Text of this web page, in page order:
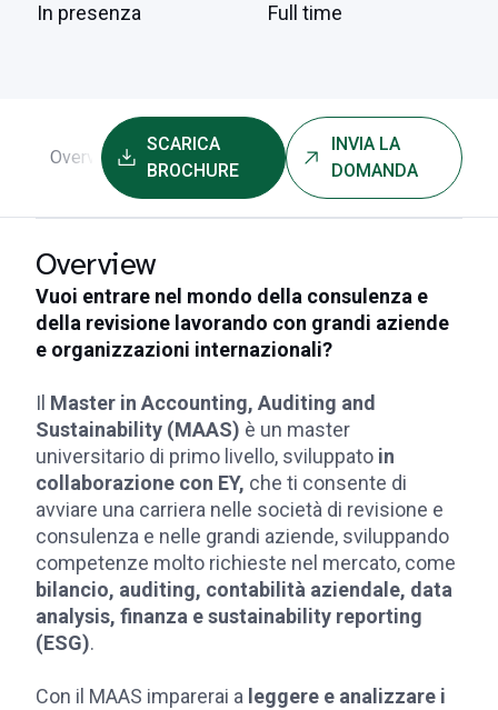
In presenza
Full time
Overview Programma Faculty Ammissioni e
SCARICA
BROCHURE
INVIA LA
DOMANDA
Overview
Vuoi entrare nel mondo della consulenza e
della revisione lavorando con grandi aziende
e organizzazioni internazionali?
Il Master in Accounting, Auditing and
Sustainability (MAAS) è un master
universitario di primo livello, sviluppato in
collaborazione con EY, che ti consente di
avviare una carriera nelle società di revisione e
consulenza e nelle grandi aziende, sviluppando
competenze molto richieste nel mercato, come
bilancio, auditing, contabilità aziendale, data
analysis, finanza e sustainability reporting
(ESG).
Con il MAAS imparerai a leggere e analizzare i